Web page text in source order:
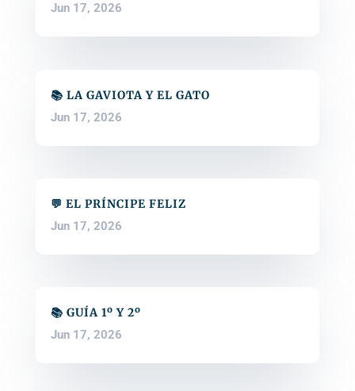
Jun 17, 2026
📚 LA GAVIOTA Y EL GATO
Jun 17, 2026
💬 EL PRÍNCIPE FELIZ
Jun 17, 2026
📚 GUÍA 1º Y 2º
Jun 17, 2026